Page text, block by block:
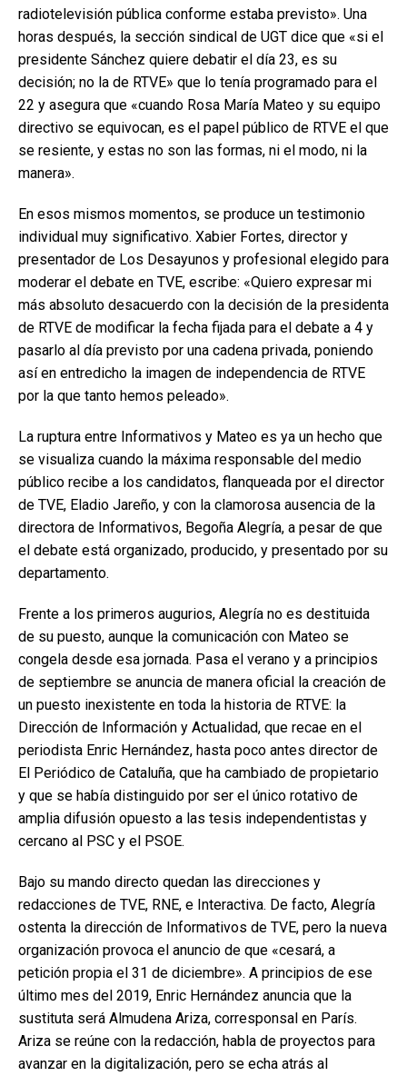
radiotelevisión pública conforme estaba previsto». Una
horas después, la sección sindical de UGT dice que «si el
presidente Sánchez quiere debatir el día 23, es su
decisión; no la de RTVE» que lo tenía programado para el
22 y asegura que «cuando Rosa María Mateo y su equipo
directivo se equivocan, es el papel público de RTVE el que
se resiente, y estas no son las formas, ni el modo, ni la
manera».
En esos mismos momentos, se produce un testimonio
individual muy significativo. Xabier Fortes, director y
presentador de Los Desayunos y profesional elegido para
moderar el debate en TVE, escribe: «Quiero expresar mi
más absoluto desacuerdo con la decisión de la presidenta
de RTVE de modificar la fecha fijada para el debate a 4 y
pasarlo al día previsto por una cadena privada, poniendo
así en entredicho la imagen de independencia de RTVE
por la que tanto hemos peleado».
La ruptura entre Informativos y Mateo es ya un hecho que
se visualiza cuando la máxima responsable del medio
público recibe a los candidatos, flanqueada por el director
de TVE, Eladio Jareño, y con la clamorosa ausencia de la
directora de Informativos, Begoña Alegría, a pesar de que
el debate está organizado, producido, y presentado por su
departamento.
Frente a los primeros augurios, Alegría no es destituida
de su puesto, aunque la comunicación con Mateo se
congela desde esa jornada. Pasa el verano y a principios
de septiembre se anuncia de manera oficial la creación de
un puesto inexistente en toda la historia de RTVE: la
Dirección de Información y Actualidad, que recae en el
periodista Enric Hernández, hasta poco antes director de
El Periódico de Cataluña, que ha cambiado de propietario
y que se había distinguido por ser el único rotativo de
amplia difusión opuesto a las tesis independentistas y
cercano al PSC y el PSOE.
Bajo su mando directo quedan las direcciones y
redacciones de TVE, RNE, e Interactiva. De facto, Alegría
ostenta la dirección de Informativos de TVE, pero la nueva
organización provoca el anuncio de que «cesará, a
petición propia el 31 de diciembre». A principios de ese
último mes del 2019, Enric Hernández anuncia que la
sustituta será Almudena Ariza, corresponsal en París.
Ariza se reúne con la redacción, habla de proyectos para
avanzar en la digitalización, pero se echa atrás al